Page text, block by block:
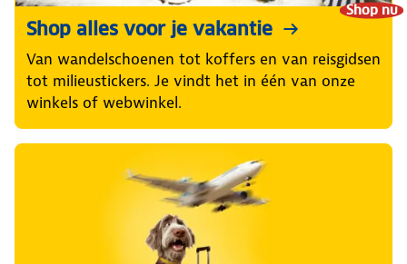
Shop nu
Shop alles voor je vakantie
Van wandelschoenen tot koffers en van reisgidsen
tot milieustickers. Je vindt het in één van onze
winkels of webwinkel.